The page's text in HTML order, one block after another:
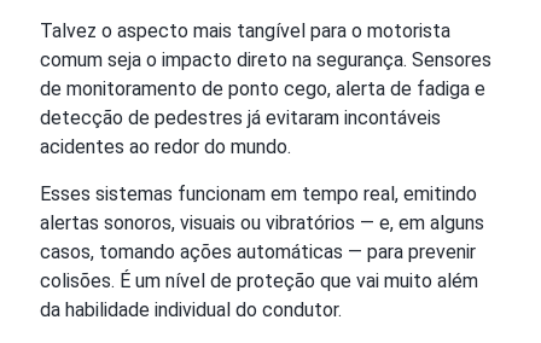
Talvez o aspecto mais tangível para o motorista
comum seja o impacto direto na segurança. Sensores
de monitoramento de ponto cego, alerta de fadiga e
detecção de pedestres já evitaram incontáveis
acidentes ao redor do mundo.
Esses sistemas funcionam em tempo real, emitindo
alertas sonoros, visuais ou vibratórios — e, em alguns
casos, tomando ações automáticas — para prevenir
colisões. É um nível de proteção que vai muito além
da habilidade individual do condutor.